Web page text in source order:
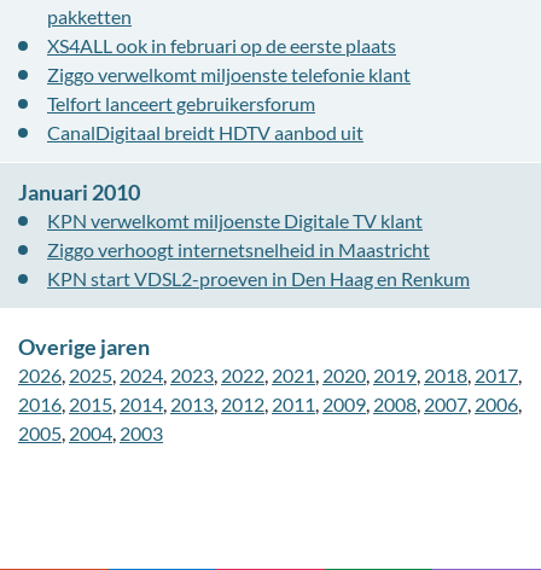
pakketten
XS4ALL ook in februari op de eerste plaats
Ziggo verwelkomt miljoenste telefonie klant
Telfort lanceert gebruikersforum
CanalDigitaal breidt HDTV aanbod uit
Januari 2010
KPN verwelkomt miljoenste Digitale TV klant
Ziggo verhoogt internetsnelheid in Maastricht
KPN start VDSL2-proeven in Den Haag en Renkum
Overige jaren
2026, 2025, 2024, 2023, 2022, 2021, 2020, 2019, 2018, 2017,
2016, 2015, 2014, 2013, 2012, 2011, 2009, 2008, 2007, 2006,
2005, 2004, 2003